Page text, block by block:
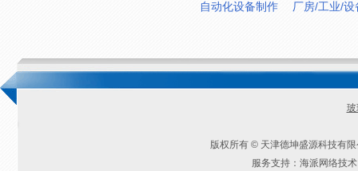
自动化设备制作 厂房/工业/
版权所有 © 天津德坤盛源科技有
服务支持：海派网络技